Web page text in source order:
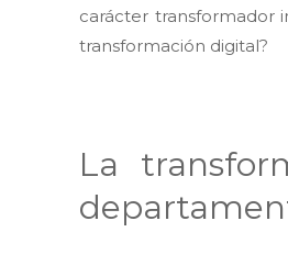
carácter transformador
transformación digital?
La